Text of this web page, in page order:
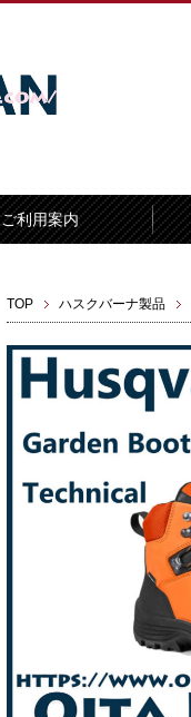
ご利用案内
TOP ハスクバーナ製品